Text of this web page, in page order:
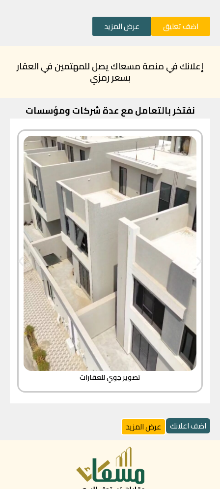
اضف تعليق عرض المزيد
إعلانك في منصة مسعاك يصل للمهتمين في العقار
بسعر رمزي
نفتخر بالتعامل مع عدة شركات ومؤسسات
تصوير جوي للعقارات
اضف اعلانك عرض المزيد